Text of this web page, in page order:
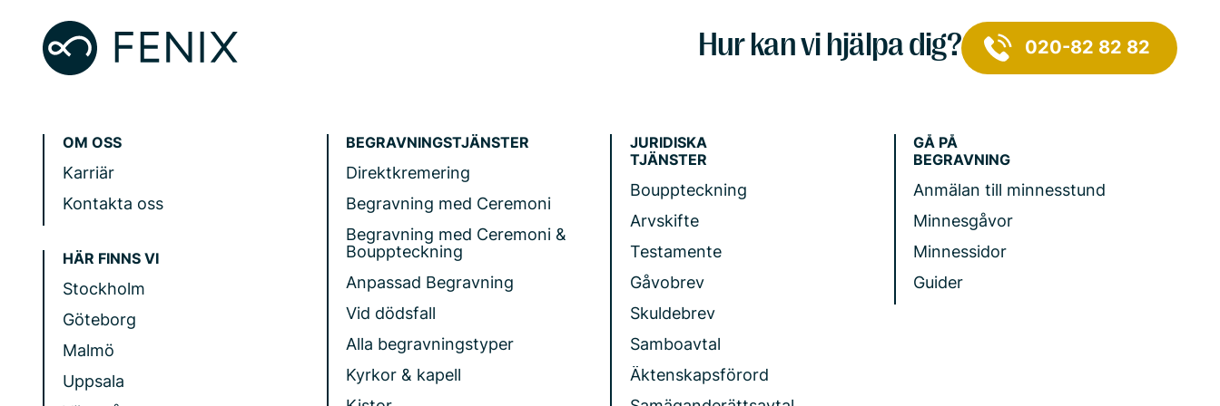
Hur kan vi hjälpa dig? 020-82 82 82
OM OSS
Karriär
Kontakta oss
HÄR FINNS VI
Stockholm
Göteborg
Malmö
Uppsala
BEGRAVNINGSTJÄNSTER
Direktkremering
Begravning med Ceremoni
Begravning med Ceremoni &
Bouppteckning
Anpassad Begravning
Vid dödsfall
Alla begravningstyper
Kyrkor & kapell
JURIDISKA
TJÄNSTER
Bouppteckning
Arvskifte
Testamente
Gåvobrev
Skuldebrev
Samboavtal
Äktenskapsförord
GÅ PÅ
BEGRAVNING
Anmälan till minnesstund
Minnesgåvor
Minnessidor
Guider